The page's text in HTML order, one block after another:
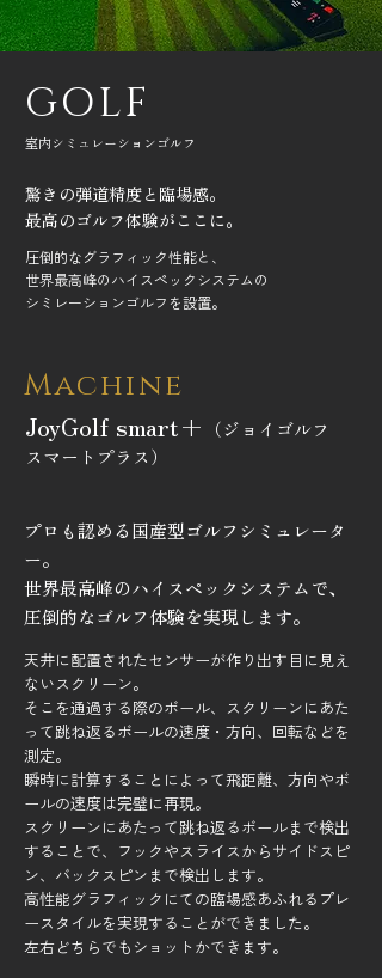
GOLF
室内シミュレーションゴルフ
驚きの弾道精度と臨場感。
​最高のゴルフ体験がここに。
圧倒的なグラフィック性能と、
​世界最高峰のハイスペックシステムの
シミレーションゴルフを設置。
Machine
JoyGolf smart+
（ジョイゴルフ
スマートプラス）
プロも認める国産型ゴルフシミュレータ
ー。
世界最高峰のハイスペックシステムで、
圧倒的なゴルフ体験を実現します。
天井に配置されたセンサーが作り出す目に見え
ないスクリーン。
そこを通過する際のボール、スクリーンにあた
って跳ね返るボールの速度・方向、回転などを
測定。
瞬時に計算することによって飛距離、方向やボ
ールの速度は完璧に再現。
スクリーンにあたって跳ね返るボールまで検出
することで、フックやスライスからサイドスピ
ン、バックスピンまで検出します。
高性能グラフィックにての臨場感あふれるプレ
ースタイルを実現することができました。
左右どちらでもショットかできます。